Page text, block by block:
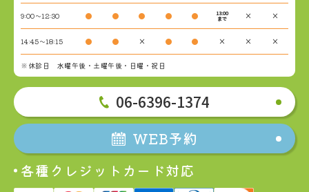
9:00～12:30 ● ● ● ● ●
13:00
まで
× ×
14:45～18:15 ● ● × ● ● × × ×
※休診日 水曜午後・土曜午後・日曜・祝日
06-6396-1374
WEB予約
各種クレジットカード対応